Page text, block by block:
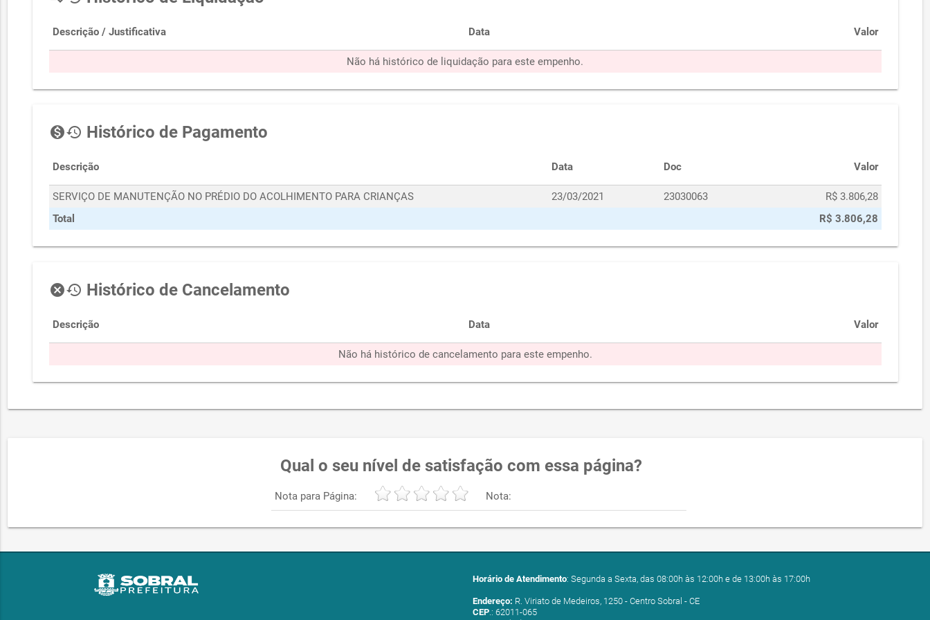
Descrição / Justificativa Data Valor
Não há histórico de liquidação para este empenho.
monetization_onhistory Histórico de Pagamento
Descrição Data Doc Valor
SERVIÇO DE MANUTENÇÃO NO PRÉDIO DO ACOLHIMENTO PARA CRIANÇAS 23/03/2021 23030063
R$ 3.806,28
Total
R$ 3.806,28
cancelhistory Histórico de Cancelamento
Descrição Data Valor
Não há histórico de cancelamento para este empenho.
Qual o seu nível de satisfação com essa página?
Nota para Página: Nota:
Horário de Atendimento: Segunda a Sexta, das 08:00h às 12:00h e de 13:00h às 17:00h
Endereço: R. Viriato de Medeiros, 1250 - Centro Sobral - CE
CEP.: 62011-065